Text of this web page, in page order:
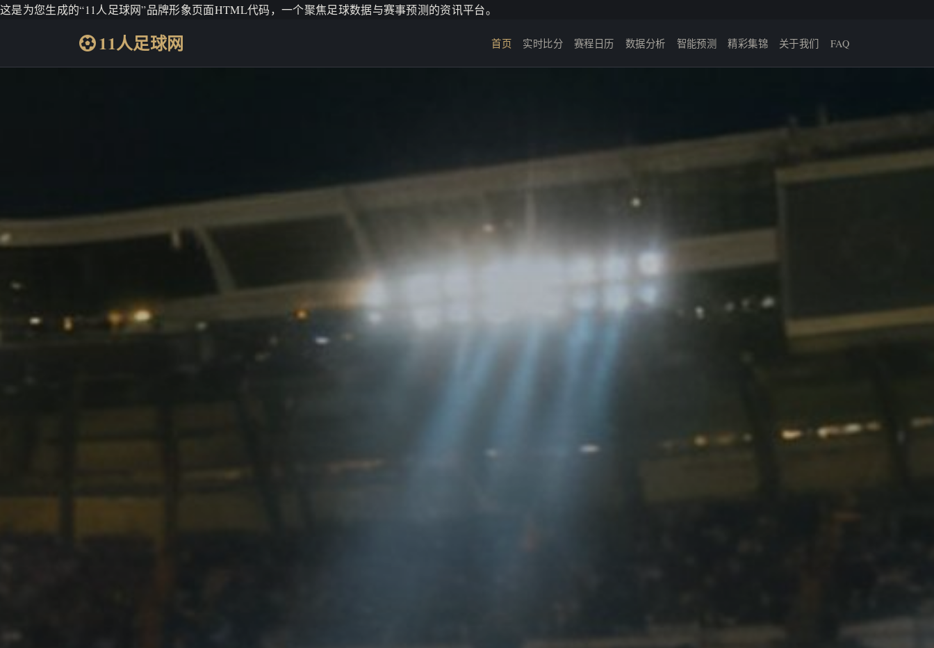
这是为您生成的“11人足球网”品牌形象页面HTML代码，一个聚焦足球数据与赛事预测的资讯平台。
11人足球网 首页 实时比分 赛程日历 数据分析 智能预测 精彩集锦 关于我们 FAQ